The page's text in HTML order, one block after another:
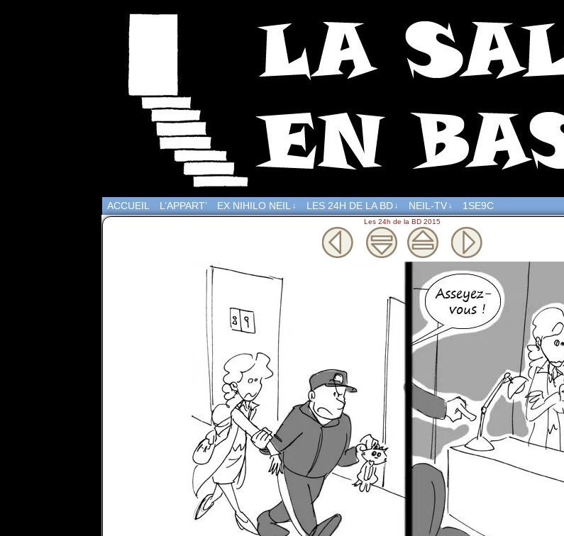
ACCUEIL L’APPART’ EX NIHILO NEIL ↓ LES 24H DE LA BD ↓ NEIL-TV ↓ 1SE9C
Les 24h de la BD 2015